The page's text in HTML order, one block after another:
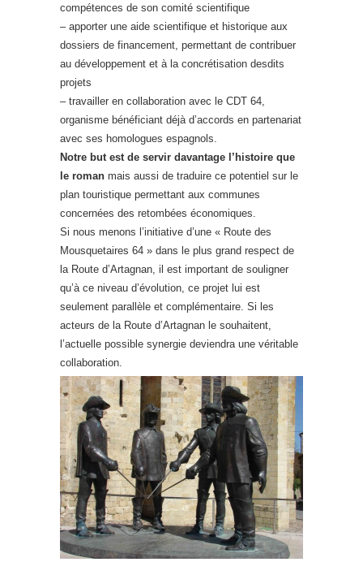
compétences de son comité scientifique
– apporter une aide scientifique et historique aux
dossiers de financement, permettant de contribuer
au développement et à la concrétisation desdits
projets
– travailler en collaboration avec le CDT 64,
organisme bénéficiant déjà d’accords en partenariat
avec ses homologues espagnols.
Notre but est de servir davantage l’histoire que
le roman mais aussi de traduire ce potentiel sur le
plan touristique permettant aux communes
concernées des retombées économiques.
Si nous menons l’initiative d’une « Route des
Mousquetaires 64 » dans le plus grand respect de
la Route d’Artagnan, il est important de souligner
qu’à ce niveau d’évolution, ce projet lui est
seulement parallèle et complémentaire. Si les
acteurs de la Route d’Artagnan le souhaitent,
l’actuelle possible synergie deviendra une véritable
collaboration.